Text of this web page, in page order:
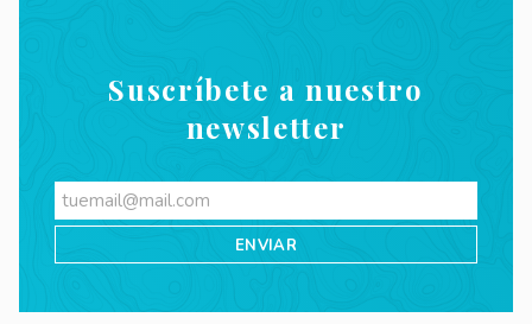
Suscríbete a nuestro
newsletter